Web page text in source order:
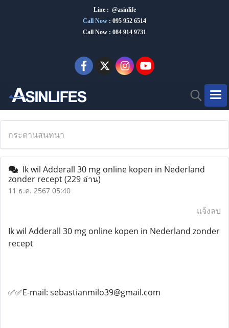
Line : @asinlife
Call Now : 095 952 6514
Call Now : 084 914 9731
กระดานสนทนา
Ik wil Adderall 30 mg online kopen in Nederland
zonder recept(229 อ่าน)
11 ธ.ค. 2567 05:40
แจ้งลบ
Ik wil Adderall 30 mg online kopen in Nederland zonder
recept
✅✅E-mail: sebastianmilo39@gmail.com